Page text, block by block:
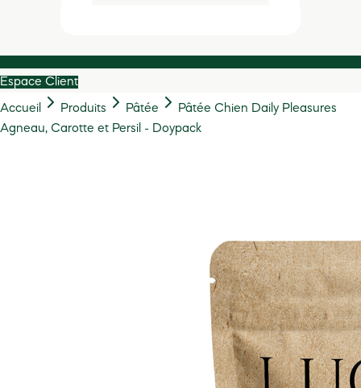
Espace Client
Accueil Produits Pâtée
Pâtée Chien Daily Pleasures
Agneau, Carotte et Persil - Doypack